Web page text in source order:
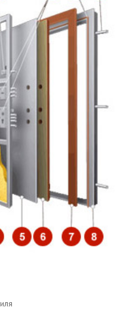
мм
периметру полотна и коробки
D
16×4 мм
20 мм
блокираторы
напыление